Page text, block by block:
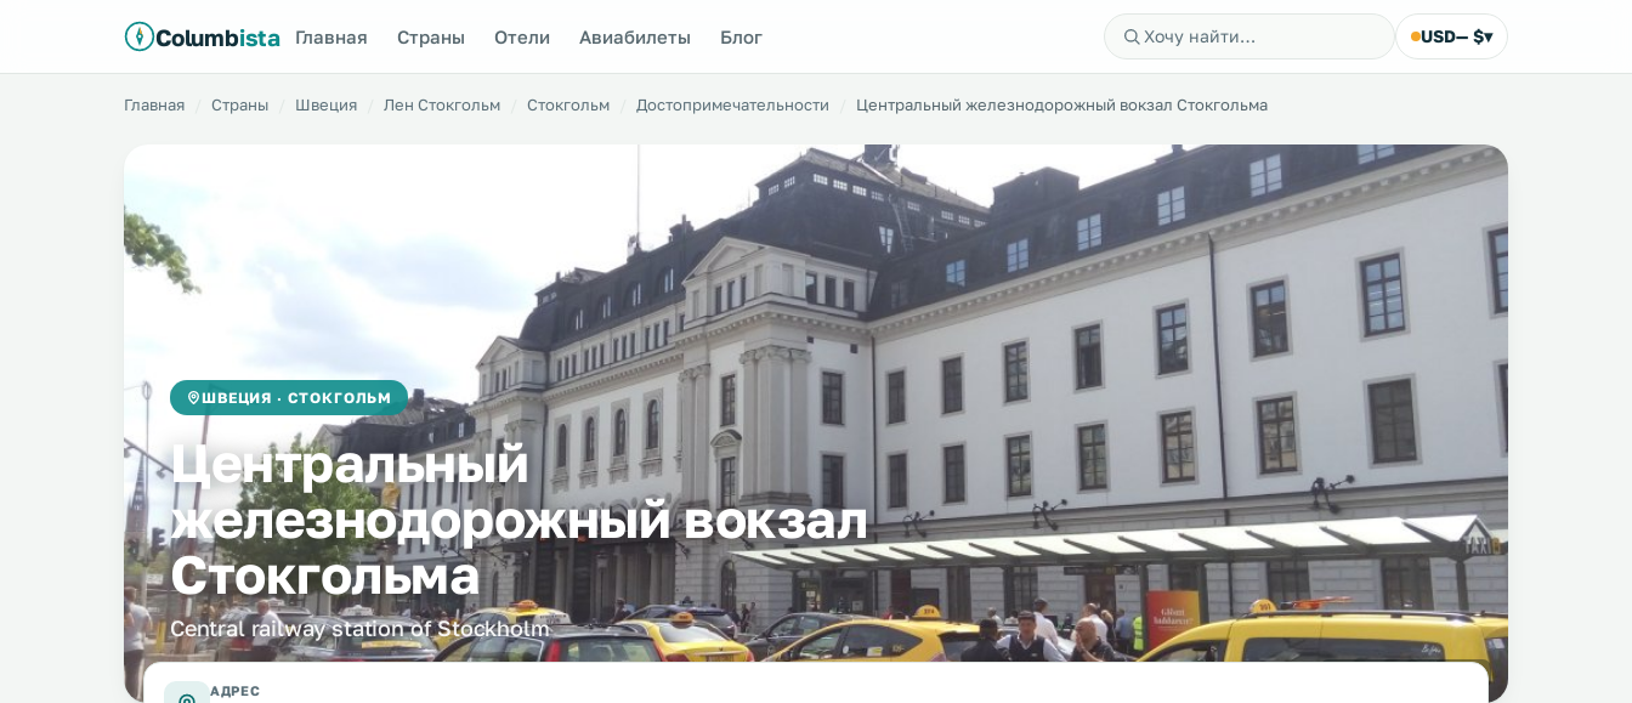
Columbista Главная Страны Отели Авиабилеты Блог USD— $▾
Главная Страны Швеция Лен Стокгольм Стокгольм Достопримечательности Центральный железнодорожный вокзал Стокгольма
ШВЕЦИЯ · СТОКГОЛЬМ
Центральный
железнодорожный вокзал
Стокгольма
Central railway station of Stockholm
АДРЕС